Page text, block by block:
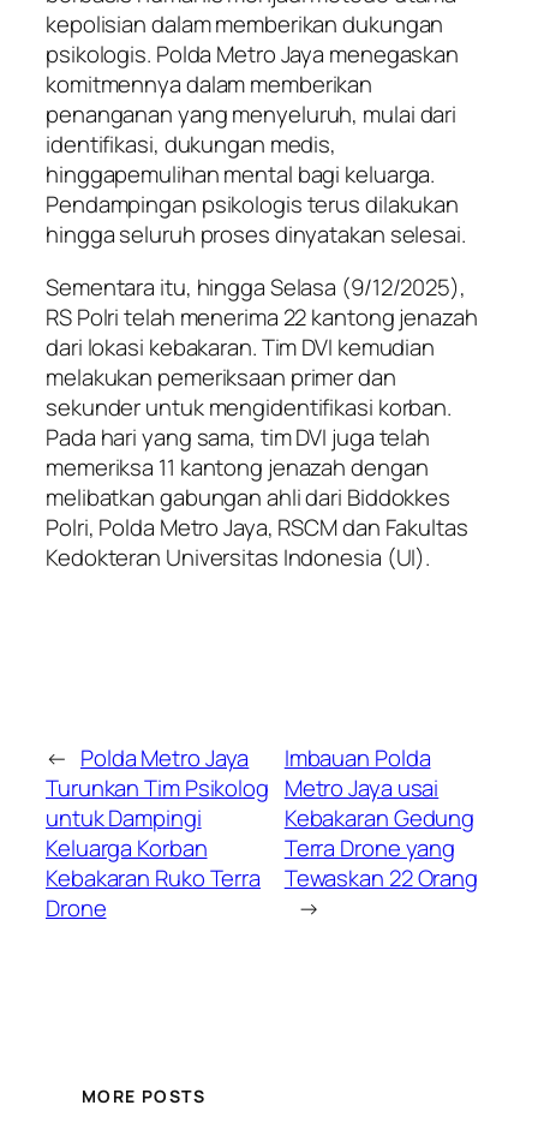
kepolisian dalam memberikan dukungan
psikologis. Polda Metro Jaya menegaskan
komitmennya dalam memberikan
penanganan yang menyeluruh, mulai dari
identifikasi, dukungan medis,
hinggapemulihan mental bagi keluarga.
Pendampingan psikologis terus dilakukan
hingga seluruh proses dinyatakan selesai.
Sementara itu, hingga Selasa (9/12/2025),
RS Polri telah menerima 22 kantong jenazah
dari lokasi kebakaran. Tim DVI kemudian
melakukan pemeriksaan primer dan
sekunder untuk mengidentifikasi korban.
Pada hari yang sama, tim DVI juga telah
memeriksa 11 kantong jenazah dengan
melibatkan gabungan ahli dari Biddokkes
Polri, Polda Metro Jaya, RSCM dan Fakultas
Kedokteran Universitas Indonesia (UI).
← Polda Metro Jaya
Turunkan Tim Psikolog
untuk Dampingi
Keluarga Korban
Kebakaran Ruko Terra
Drone
Imbauan Polda
Metro Jaya usai
Kebakaran Gedung
Terra Drone yang
Tewaskan 22 Orang
→
MORE POSTS